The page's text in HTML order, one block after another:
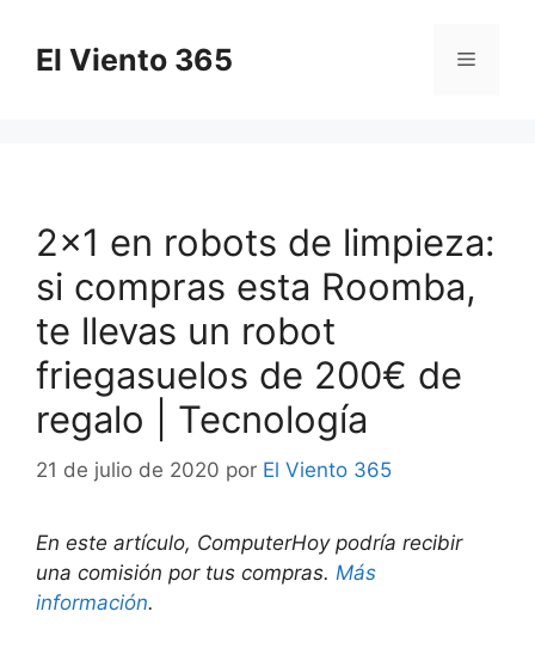
contenido
El Viento 365 Menú
2×1 en robots de limpieza:
si compras esta Roomba,
te llevas un robot
friegasuelos de 200€ de
regalo | Tecnología
21 de julio de 2020 por El Viento 365
En este artículo, ComputerHoy podría recibir
una comisión por tus compras. Más
información.